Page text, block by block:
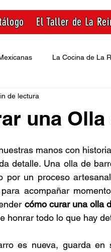
El Taller de La
La Cocina de La
una
de lectura
manos con
detalle. Una olla de
por un proceso
acompañar
cómo curar una olla
honrar todo lo que hay
es nueva, guarda